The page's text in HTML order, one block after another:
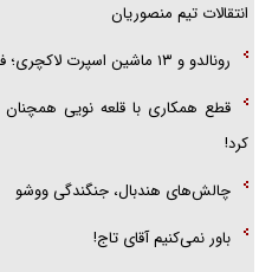
انتقالات تیم منصوریان
رونالدو و ۱۳ ماشین اسپرت لاکچری؛ فقط ۱۱ میلیون یورو ناقابل
قطع همکاری با قلعه نویی
کرد!
چالش‌های هندبال، جنگندگی ووشو
باور نمی‌کنیم آقای تاج!